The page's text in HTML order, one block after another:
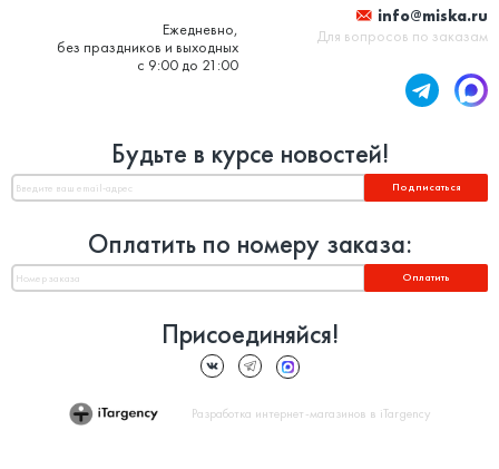
Ежедневно,
без праздников и выходных
с 9:00 до 21:00
info@miska.ru
Для вопросов по заказам
Будьте в курсе новостей!
Подписаться
Оплатить по номеру заказа:
Оплатить
Присоединяйся!
Разработка интернет-магазинов в iTargency